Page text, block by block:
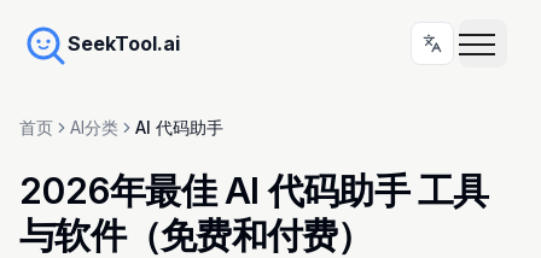
SeekTool.ai
首页 AI分类 AI 代码助手
2026年最佳 AI 代码助手 工具
与软件（免费和付费）